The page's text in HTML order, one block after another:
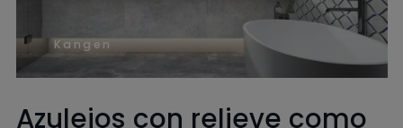
Kangen
Azulejos con relieve como